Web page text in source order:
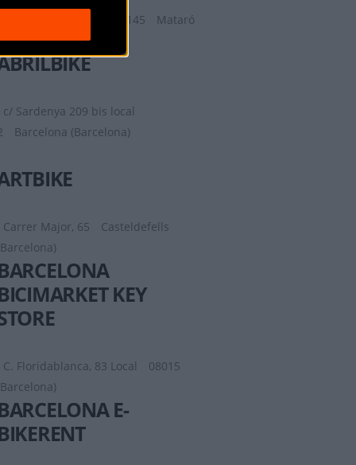
Ronda de la Republica 145
Mataró
c/ Sardenya 209 bis local
Barcelona (Barcelona)
Carrer Major, 65
Casteldefells
KEY
C. Floridablanca, 83 Local
08015
E-